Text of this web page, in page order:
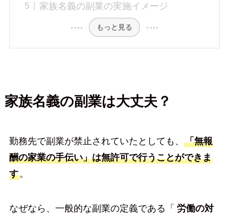
家族名義の副業の実施イメージ
もっと見る
家族名義の副業は大丈夫？
勤務先で副業が禁止されていたとしても、 「無報
酬の家業の手伝い」は無許可で行うことができま
す。
なぜなら、一般的な副業の定義である「 労働の対